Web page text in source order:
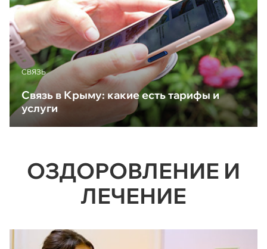
CВЯЗЬ
Связь в Крыму: какие есть тарифы и
услуги
ОЗДОРОВЛЕНИЕ И
ЛЕЧЕНИЕ